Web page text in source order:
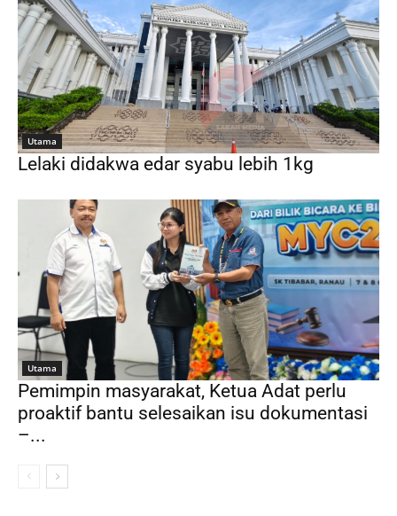
Utama
Lelaki didakwa edar syabu lebih 1kg
Utama
Pemimpin masyarakat, Ketua Adat perlu
proaktif bantu selesaikan isu dokumentasi
–...